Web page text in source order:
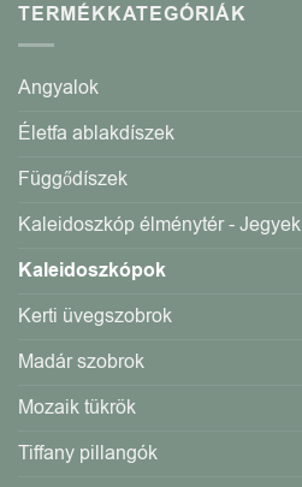
TERMÉKKATEGÓRIÁK
Angyalok
Életfa ablakdíszek
Függődíszek
Kaleidoszkóp élménytér - Jegyek
Kaleidoszkópok
Kerti üvegszobrok
Madár szobrok
Mozaik tükrök
Tiffany pillangók